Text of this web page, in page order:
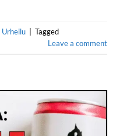
Urheilu
Tagged
Leave a comment